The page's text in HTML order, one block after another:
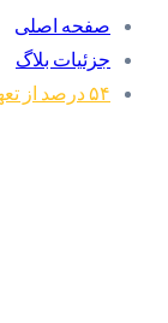
صفحه اصلی
جزئیات بلاگ
۵۴ درصد از تعهد اشتغال استان قزوین محقق شد